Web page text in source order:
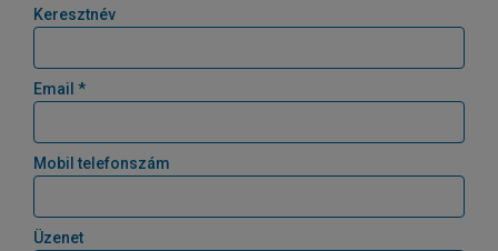
Keresztnév
Email *
Mobil telefonszám
Üzenet